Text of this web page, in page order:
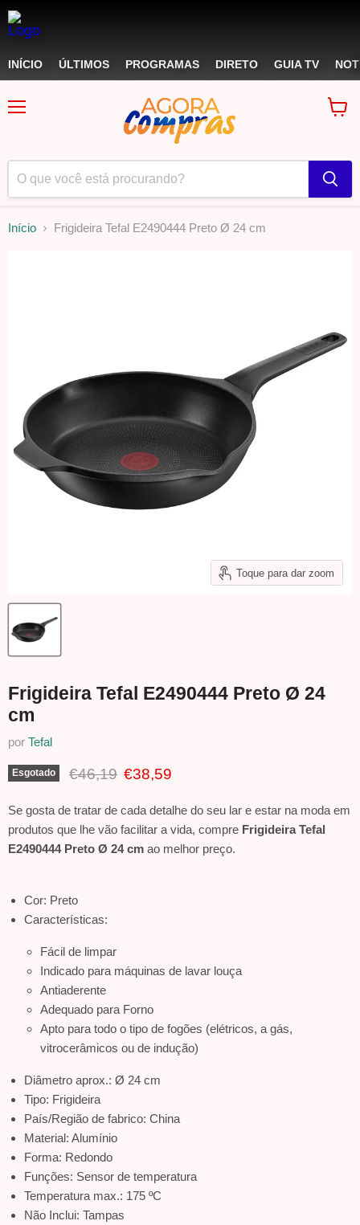
INÍCIO ÚLTIMOS PROGRAMAS DIRETO GUIA TV
Início Frigideira Tefal E2490444 Preto Ø 24 cm
Toque para dar zoom
Frigideira Tefal E2490444 Preto Ø 24
cm
por Tefal
Esgotado Preço Original
€46,19 Preço Atual
€38,59
Se gosta de tratar de cada detalhe do seu lar e estar na moda em
produtos que lhe vão facilitar a vida, compre Frigideira Tefal
E2490444 Preto Ø 24 cm ao melhor preço.
Cor: Preto
Características:
Fácil de limpar
Indicado para máquinas de lavar louça
Antiaderente
Adequado para Forno
Apto para todo o tipo de fogões (elétricos, a gás,
vitrocerâmicos ou de indução)
Diâmetro aprox.: Ø 24 cm
Tipo: Frigideira
País/Região de fabrico: China
Material: Alumínio
Forma: Redondo
Funções: Sensor de temperatura
Temperatura max.: 175 ºC
Não Inclui: Tampas